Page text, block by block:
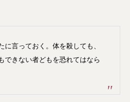
に言っておく。体を殺しても、
できない者どもを恐れてはなら